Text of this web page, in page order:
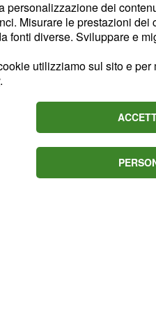
il 28enne si è
è stata l'occasione
confermare
da tempo:
molto attenti a
intimi, pare che il
a tal punto stretto
il piccoloSantiago.
personalizzazione dei
Misurare le prestazioni
fonti diverse. Sviluppare e
utilizziamo sul sito e
.